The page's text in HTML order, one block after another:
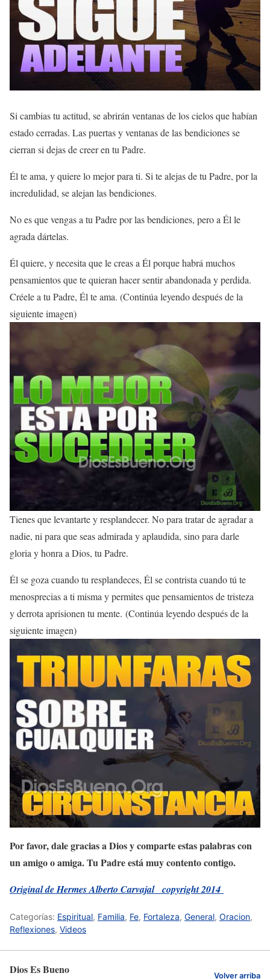
Si cambias tu actitud, se abrirán ventanas de los cielos que habían
estado cerradas. Las puertas y ventanas de las bendiciones se
cierran si dejas de creer en tu Padre.
Él te ama, y quiere lo mejor para ti. Si te alejas de tu Padre, por la
incredulidad, se alejan las bendiciones.
No es que vengas a tu Padre por las bendiciones, pero a Él le
agrada dártelas.
Él quiere, y necesita que le creas a Él porque habrá muchos
pensamientos que te quieran hacer sentir abandonada y perdida.
Créele a tu Padre, Él te ama. (Continúa leyendo después de la
siguiente imagen)
Tienes que levantarte y resplandecer. No para tratar de agradar a
nadie, ni para que seas admirada y aplaudida, sino para darle
gloria y honra a Dios, tu Padre.
Él se goza cuando tu resplandeces, Él se contrista cuando tú te
menosprecias a ti misma y permites que pensamientos de tristeza
y derrota aprisionen tu mente. (Continúa leyendo después de la
siguiente imagen)
Por favor, dale gracias a Dios y comparte estas palabras con
un amigo o amiga. Tu Padre está muy contento contigo.
Original de Hermes Alberto Carvajal copyright 2014
Categorías: Espiritual, Familia, Fe, Fortaleza, General, Oracion,
Reflexiones, Videos
Dios Es Bueno Volver arriba